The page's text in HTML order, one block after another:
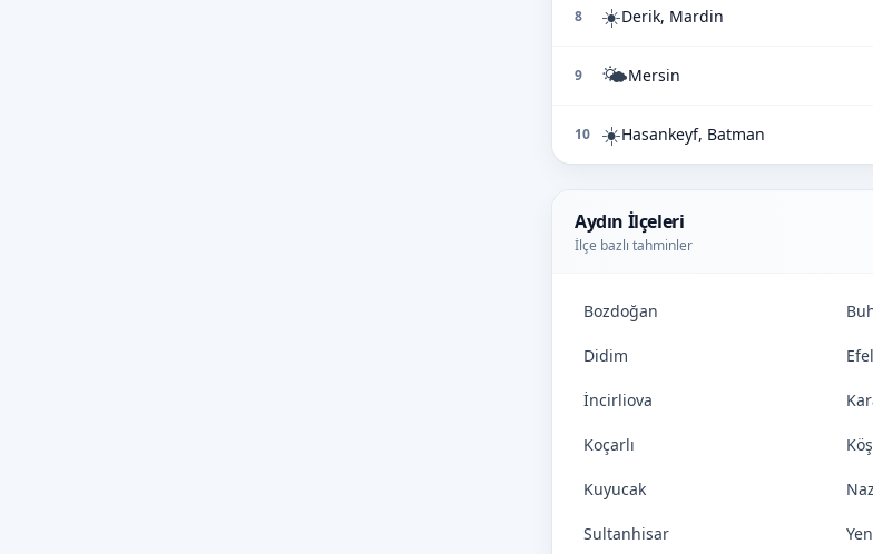
8 ☀️Derik, Mardin
9 🌤️Mersin
10 ☀️Hasankeyf, Batman
Aydın İlçeleri
İlçe bazlı tahminler
Bozdoğan
Didim
İncirliova
Koçarlı
Kuyucak
Sultanhisar